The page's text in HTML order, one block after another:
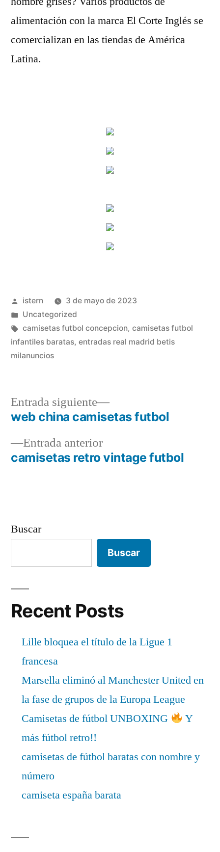
alimentación con la marca El Corte Inglés se
comercializan en las tiendas de América
Latina.
Publicado
por
istern
3 de mayo de 2023
Publicado
en
Uncategorized
Etiquetas:
camisetas futbol concepcion, camisetas futbol
infantiles baratas, entradas real madrid betis
milanuncios
Navegación
deEntrada anteriorEntrada
anterior:
camisetas retro vintage futbol
Entrada siguiente
Entrada
siguiente:
web china camisetas futbol
Buscar
Buscar
Recent Posts
Lille bloquea el título de la Ligue 1
francesa
Marsella eliminó al Manchester United en
la fase de grupos de la Europa League
Camisetas de fútbol UNBOXING
Y
más fútbol retro!!
camisetas de fútbol baratas con nombre y
número
camiseta españa barata